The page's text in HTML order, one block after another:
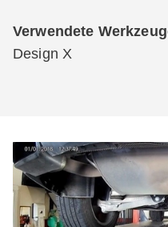
Verwendete
Design X